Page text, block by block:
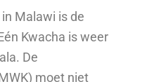
Malawi is de
Kwacha is weer
De
moet niet